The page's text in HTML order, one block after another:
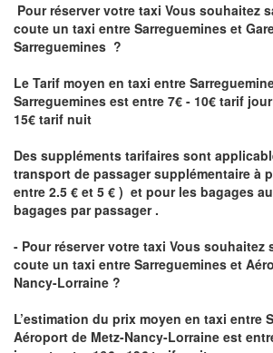
Pour réserver votre taxi Vous souhaitez
coute un taxi entre Sarreguemines et
Sarreguemines ?
Le Tarif moyen en taxi entre
Sarreguemines est entre 7€ - 10€ tarif
15€ tarif nuit
Des suppléments tarifaires sont
transport de passager supplémentaire à
entre 2.5 € et 5 € ) et pour les bagages
bagages par passager .
- Pour réserver votre taxi Vous souhaitez
coute un taxi entre Sarreguemines et
Nancy-Lorraine ?
L’estimation du prix moyen en taxi entre
Aéroport de Metz-Nancy-Lorraine est